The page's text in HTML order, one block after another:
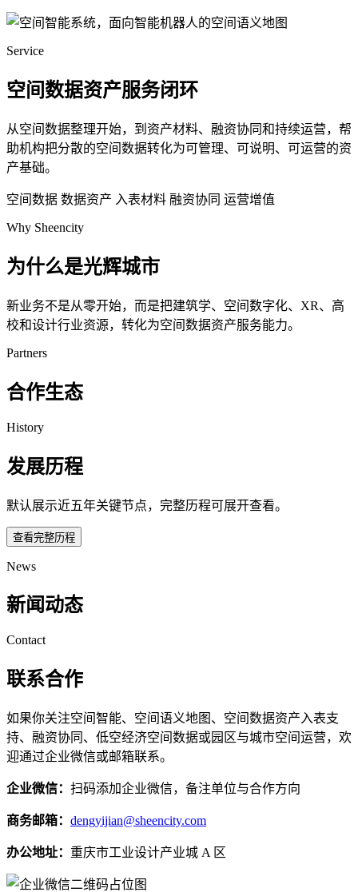
Service
空间数据资产服务闭环
从空间数据整理开始，到资产材料、融资协同和持续运营，帮
助机构把分散的空间数据转化为可管理、可说明、可运营的资
产基础。
空间数据 数据资产 入表材料 融资协同 运营增值
Why Sheencity
为什么是光辉城市
新业务不是从零开始，而是把建筑学、空间数字化、XR、高
校和设计行业资源，转化为空间数据资产服务能力。
Partners
合作生态
History
发展历程
默认展示近五年关键节点，完整历程可展开查看。
查看完整历程
News
新闻动态
Contact
联系合作
如果你关注空间智能、空间语义地图、空间数据资产入表支
持、融资协同、低空经济空间数据或园区与城市空间运营，欢
迎通过企业微信或邮箱联系。
企业微信： 扫码添加企业微信，备注单位与合作方向
商务邮箱： dengyijian@sheencity.com
办公地址： 重庆市工业设计产业城 A 区